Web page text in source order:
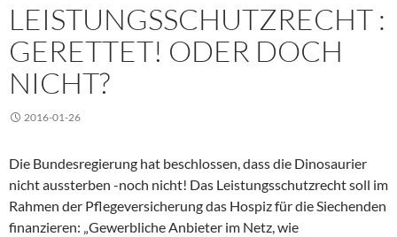
LEISTUNGSSCHUTZRECHT :
GERETTET! ODER DOCH
NICHT?
2016-01-26
Die Bundesregierung hat beschlossen, dass die Dinosaurier
nicht aussterben -noch nicht! Das Leistungsschutzrecht soll im
Rahmen der Pflegeversicherung das Hospiz für die Siechenden
finanzieren: „Gewerbliche Anbieter im Netz, wie